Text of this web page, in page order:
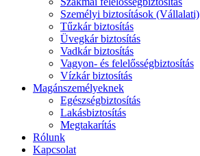
Személyi biztosítások (Vállalati)
Tűzkár biztosítás
Üvegkár biztosítás
Vadkár biztosítás
Vagyon- és felelősségbiztosítás
Vízkár biztosítás
Magánszemélyeknek
Egészségbiztosítás
Lakásbiztosítás
Megtakarítás
Rólunk
Kapcsolat